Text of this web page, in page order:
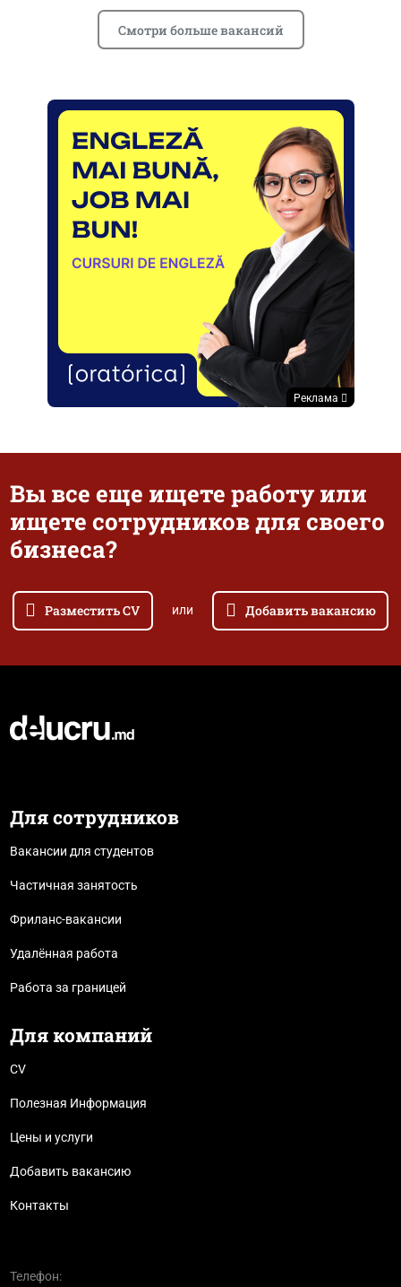
Смотри больше вакансий
Реклама
Вы все еще ищете работу или
ищете сотрудников для своего
бизнеса?
Разместить CV или Добавить вакансию
Для сотрудников
Вакансии для студентов
Частичная занятость
Фриланс-вакансии
Удалённая работа
Работа за границей
Для компаний
CV
Полезная Информация
Цены и услуги
Добавить вакансию
Контакты
Телефон: